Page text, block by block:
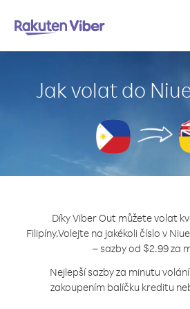
Jak volat do
Díky Viber Out můžete volat
Filipíny.Volejte na jakékoli číslo v
– sazby od $2.99 za
Nejlepší sazby za minutu
zakoupením balíčku kreditu